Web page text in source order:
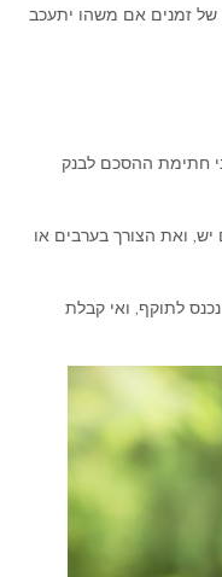
של זמנים אם משהו יתעכב
חתימת ההסכם לבנק
יש, ואת הצורך בערבים או
לתוקף, ואי קבלת